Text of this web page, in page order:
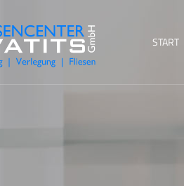
START